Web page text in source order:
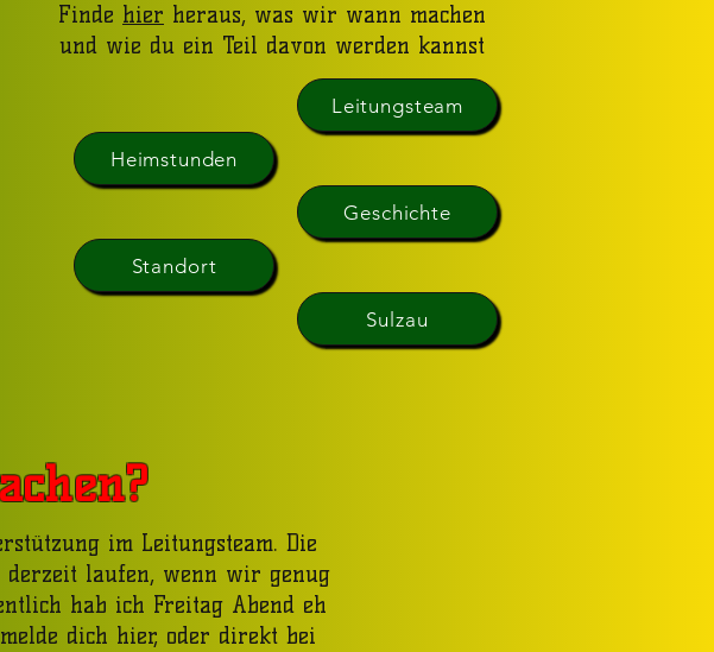
Finde hier heraus, was wir wann machen
und wie du ein Teil davon werden kannst
Leitungsteam
Heimstunden
Geschichte
Standort
Sulzau
im Leitungsteam. Die
derzeit laufen, wenn wir genug
hab ich Freitag Abend eh
dich hier, oder direkt bei